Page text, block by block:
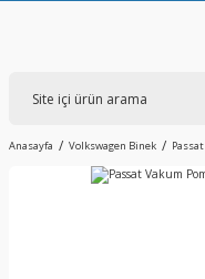
Anasayfa Volkswagen Binek Passat